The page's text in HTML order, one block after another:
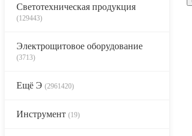
Светотехническая продукция
(129443)
Электрощитовое оборудование
(3713)
Ещё Э (2961420)
Инструмент (19)